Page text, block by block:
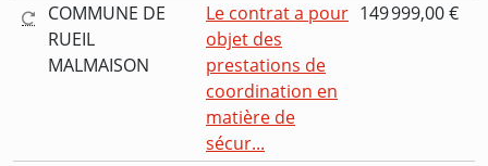
COMMUNE DE
RUEIL
MALMAISON
Le contrat a pour
objet des
prestations de
coordination en
matière de
sécur...
149 999,00 €